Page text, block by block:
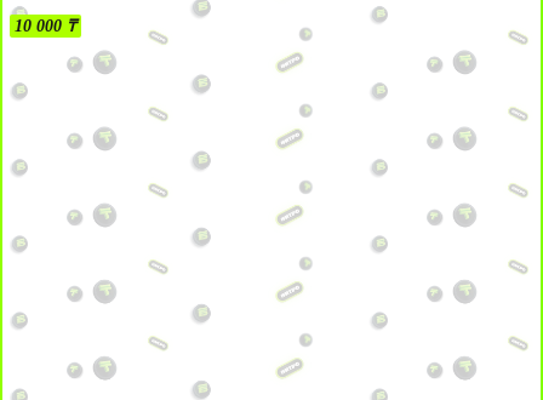
10 000 ₸